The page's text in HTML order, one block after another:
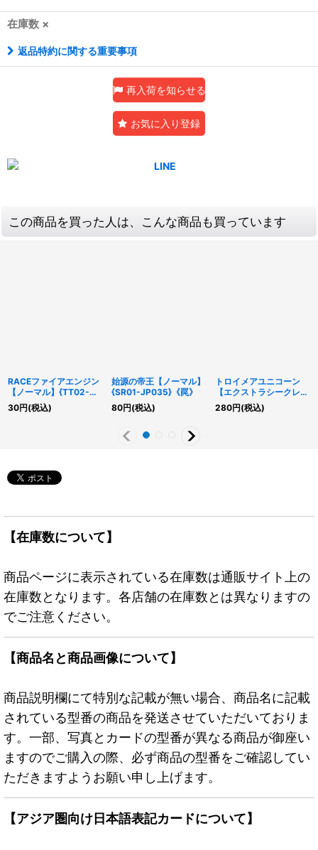
在庫数 ×
返品特約に関する重要事項
再入荷を知らせる
お気に入り登録
この商品を買った人は、こんな商品も買っています
RACEファイアエンジン
【ノーマル】{TT02-
JPA03}《モンスター》
30円(税込)
始源の帝王【ノーマル】
{SR01-JP035}《罠》
80円(税込)
トロイメアユニコーン
【エクストラシークレッ
ト】{RC04-JP044}
《リンク》
280円(税込)
【在庫数について】
商品ページに表示されている在庫数は通販サイト上の
在庫数となります。各店舗の在庫数とは異なりますの
でご注意ください。
【商品名と商品画像について】
商品説明欄にて特別な記載が無い場合、商品名に記載
されている型番の商品を発送させていただいておりま
す。一部、写真とカードの型番が異なる商品が御座い
ますのでご購入の際、必ず商品の型番をご確認してい
ただきますようお願い申し上げます。
【アジア圏向け日本語表記カードについて】